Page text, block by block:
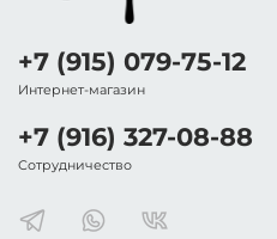
+7 (915) 079-75-12
Интернет-магазин
+7 (916) 327-08-88
Сотрудничество